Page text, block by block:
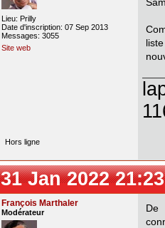
Lieu: Prilly
Date d'inscription: 07 Sep 2013
Messages: 3055
Site web
Hors ligne
31 Jan 2022
François Marthaler
Modérateur
De